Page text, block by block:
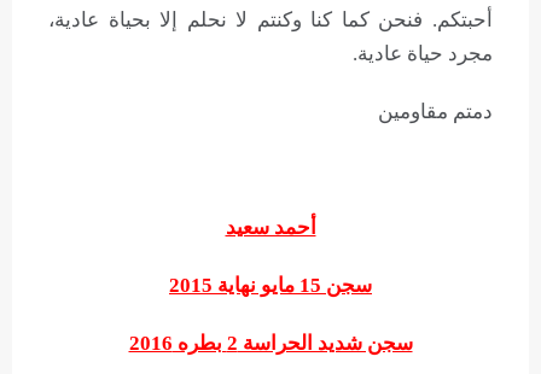
أحبتكم. فنحن كما كنا وكنتم لا نحلم إلا بحياة عادية،
مجرد حياة عادية.
دمتم مقاومين
أحمد سعيد
سجن 15 مايو نهاية 2015
سجن شديد الحراسة 2 بطره 2016